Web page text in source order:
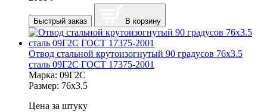
Быстрый заказ В корзину
Отвод стальной крутоизогнутый 90 градусов 76х3.5
сталь 09Г2С ГОСТ 17375-2001
Марка: 09Г2С
Размер: 76х3.5
Цена за штуку